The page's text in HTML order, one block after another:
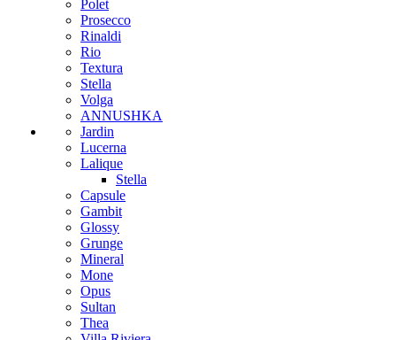
Polet
Prosecco
Rinaldi
Rio
Textura
Stella
Volga
ANNUSHKA
Jardin
Lucerna
Lalique
Stella
Capsule
Gambit
Glossy
Grunge
Mineral
Mone
Opus
Sultan
Thea